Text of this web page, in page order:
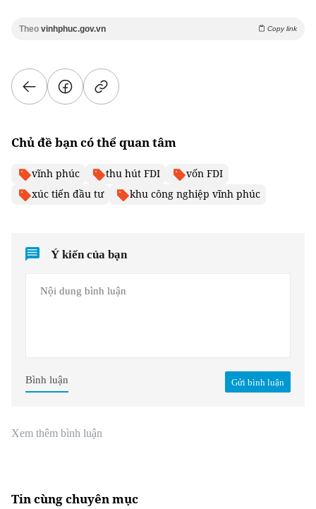
Theo vinhphuc.gov.vn Copy link
Chủ đề bạn có thể quan tâm
vĩnh phúc thu hút FDI
vốn FDI
xúc tiến đầu tư
khu công nghiệp vĩnh phúc
Ý kiến của bạn
Gửi bình luận
Bình luận
Xem thêm bình luận
Tin cùng chuyên mục